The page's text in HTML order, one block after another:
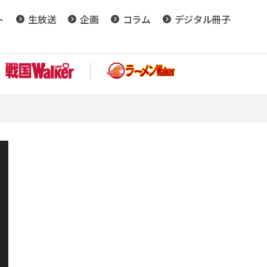
生放送 企画 コラム
デジタル冊子